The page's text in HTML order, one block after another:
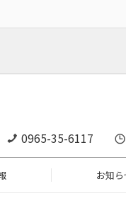
0965-35-6117
お知ら